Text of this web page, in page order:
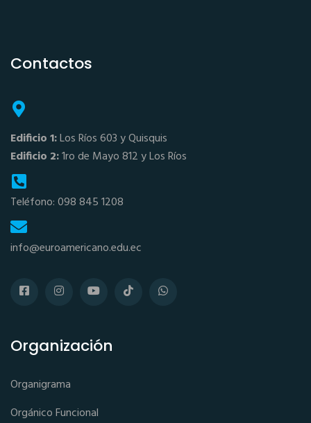
Contactos
Edificio 1:Los Ríos 603 y Quisquis
Edificio 2:1ro de Mayo 812 y Los Ríos
Teléfono: 098 845 1208
info@euroamericano.edu.ec
Organización
Organigrama
Orgánico Funcional